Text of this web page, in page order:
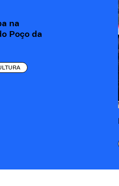
na
Poço da